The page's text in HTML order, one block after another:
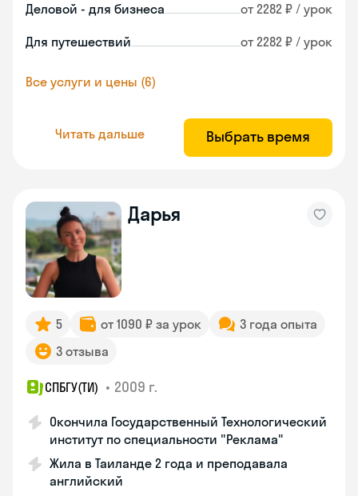
Деловой - для бизнеса от 2282 ₽ / урок
Для путешествий от 2282 ₽ / урок
Все услуги и цены (6)
Читать дальше Выбрать время
Дарья
5 от 1090 ₽ за урок
3 года опыта
3 отзыва
СПБГУ(ТИ) • 2009 г.
Окончила Государственный Технологический
институт по специальности "Реклама"
Жила в Таиланде 2 года и преподавала
английский